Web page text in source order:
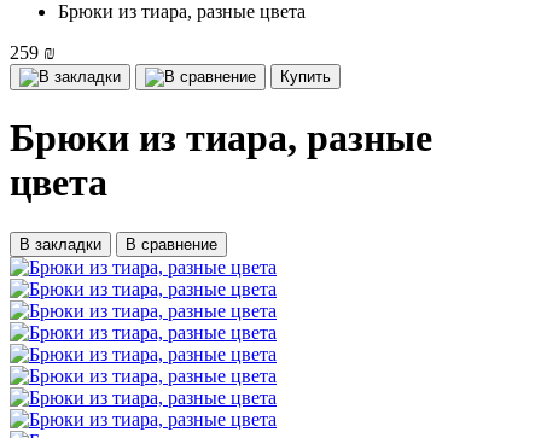
Брюки из тиара, разные цвета
259 ₪
Купить
Брюки из тиара, разные
цвета
В закладки В сравнение